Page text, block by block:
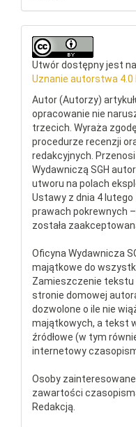
Utwór dostępny jest
Uznanie autorstwa 4.0
Autor (Autorzy)
opracowanie nie
trzecich. Wyraża
procedurze recenzji
redakcyjnych.
Wydawniczą SGH
utworu na polach
Ustawy z dnia 4 lutego
prawach pokrewnych
została
Oficyna Wydawnicza
majątkowe do
Zamieszczenie tekstu
stronie domowej
dozwolone o ile nie
majątkowych, a tekst
źródłowe (w tym
internetowy
Osoby
zawartości
Redakcją.